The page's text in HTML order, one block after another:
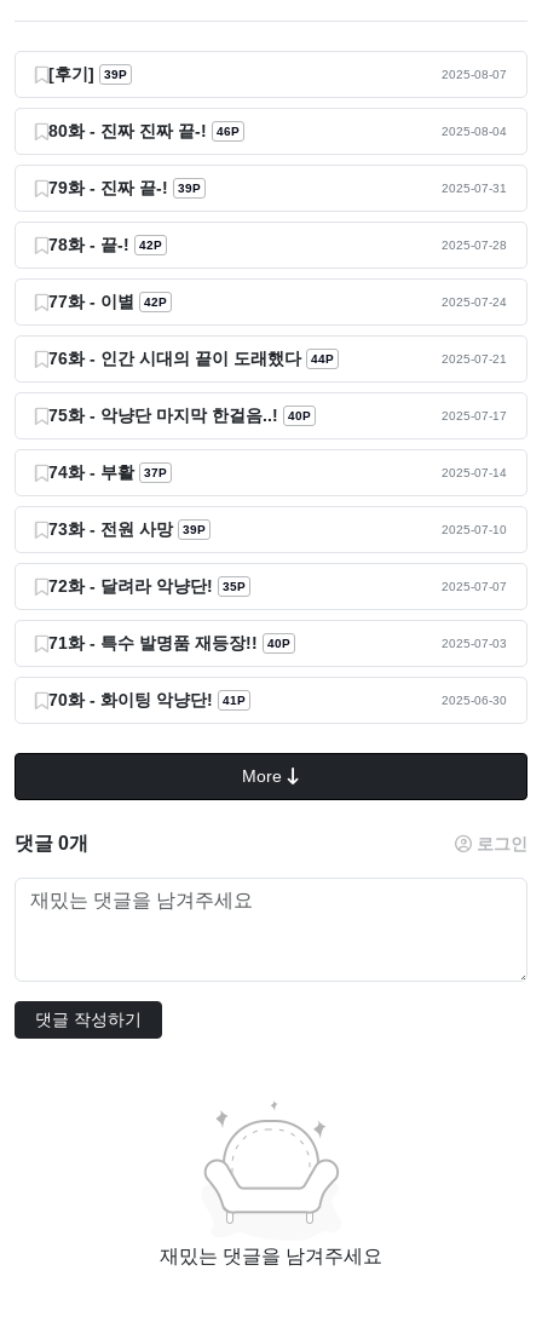
[후기] 39P 2025-08-07
80화 - 진짜 진짜 끝-! 46P 2025-08-04
79화 - 진짜 끝-! 39P 2025-07-31
78화 - 끝-! 42P 2025-07-28
77화 - 이별 42P 2025-07-24
76화 - 인간 시대의 끝이 도래했다 44P 2025-07-21
75화 - 악냥단 마지막 한걸음..! 40P 2025-07-17
74화 - 부활 37P 2025-07-14
73화 - 전원 사망 39P 2025-07-10
72화 - 달려라 악냥단! 35P 2025-07-07
71화 - 특수 발명품 재등장!! 40P 2025-07-03
70화 - 화이팅 악냥단! 41P 2025-06-30
More
댓글 0개 로그인
댓글 작성하기
재밌는 댓글을 남겨주세요